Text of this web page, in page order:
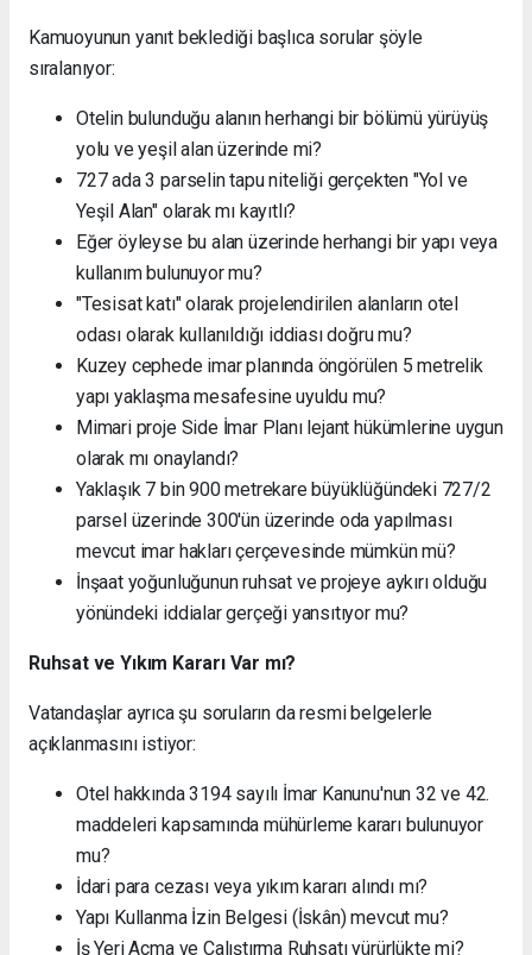
Kamuoyunun yanıt beklediği başlıca sorular şöyle
sıralanıyor:
Otelin bulunduğu alanın herhangi bir bölümü yürüyüş
yolu ve yeşil alan üzerinde mi?
727 ada 3 parselin tapu niteliği gerçekten "Yol ve
Yeşil Alan" olarak mı kayıtlı?
Eğer öyleyse bu alan üzerinde herhangi bir yapı veya
kullanım bulunuyor mu?
"Tesisat katı" olarak projelendirilen alanların otel
odası olarak kullanıldığı iddiası doğru mu?
Kuzey cephede imar planında öngörülen 5 metrelik
yapı yaklaşma mesafesine uyuldu mu?
Mimari proje Side İmar Planı lejant hükümlerine uygun
olarak mı onaylandı?
Yaklaşık 7 bin 900 metrekare büyüklüğündeki 727/2
parsel üzerinde 300'ün üzerinde oda yapılması
mevcut imar hakları çerçevesinde mümkün mü?
İnşaat yoğunluğunun ruhsat ve projeye aykırı olduğu
yönündeki iddialar gerçeği yansıtıyor mu?
Ruhsat ve Yıkım Kararı Var mı?
Vatandaşlar ayrıca şu soruların da resmi belgelerle
açıklanmasını istiyor:
Otel hakkında 3194 sayılı İmar Kanunu'nun 32 ve 42.
maddeleri kapsamında mühürleme kararı bulunuyor
mu?
İdari para cezası veya yıkım kararı alındı mı?
Yapı Kullanma İzin Belgesi (İskân) mevcut mu?
İş Yeri Açma ve Çalıştırma Ruhsatı yürürlükte mi?